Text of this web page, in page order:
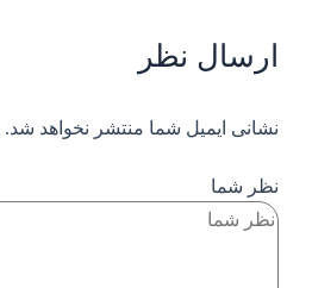
ارسال نظر
نشانی ایمیل شما منتشر نخواهد شد.
نظر شما